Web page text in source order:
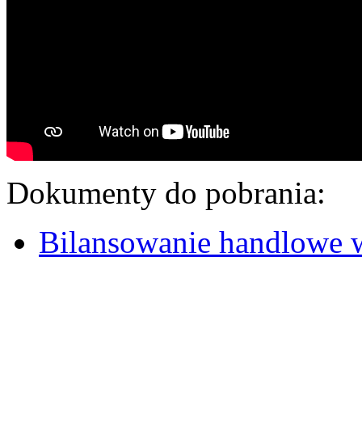
Dokumenty do pobrania:
Bilansowanie handlowe